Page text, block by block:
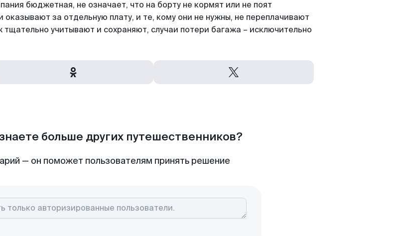
бюджетная, не означает, что на борту не кормят или не поят
оказывают за отдельную плату, и те, кому они не нужны, не переплачивают
учитывают и сохраняют, случаи потери багажа – исключительно
больше других путешественников?
— он поможет пользователям принять решение